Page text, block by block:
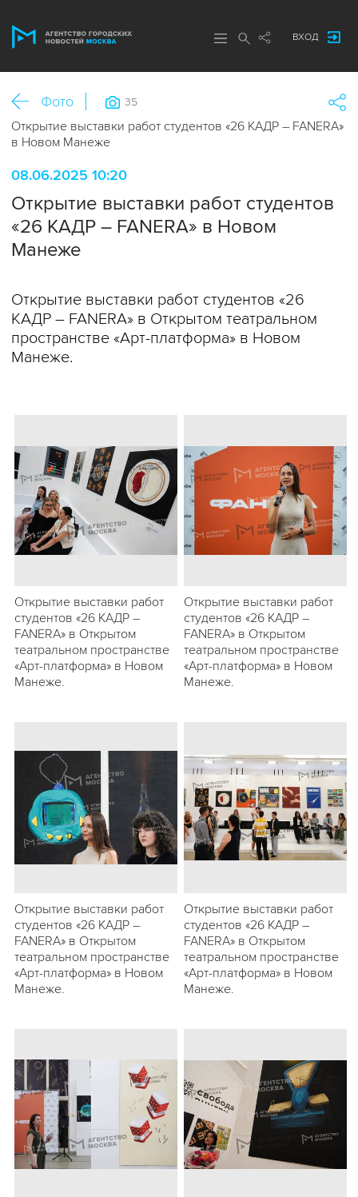
ВХОД
Фото
Открытие выставки работ студентов «26 КАДР – FANERA»
в Новом Манеже
35
08.06.2025 10:20
Открытие выставки работ студентов
«26 КАДР – FANERA» в Новом
Манеже
Открытие выставки работ студентов «26
КАДР – FANERA» в Открытом театральном
пространстве «Арт-платформа» в Новом
Манеже.
Открытие выставки работ
студентов «26 КАДР –
FANERA» в Открытом
театральном пространстве
«Арт-платформа» в Новом
Манеже.
Открытие выставки работ
студентов «26 КАДР –
FANERA» в Открытом
театральном пространстве
«Арт-платформа» в Новом
Манеже.
Открытие выставки работ
студентов «26 КАДР –
FANERA» в Открытом
театральном пространстве
«Арт-платформа» в Новом
Манеже.
Открытие выставки работ
студентов «26 КАДР –
FANERA» в Открытом
театральном пространстве
«Арт-платформа» в Новом
Манеже.